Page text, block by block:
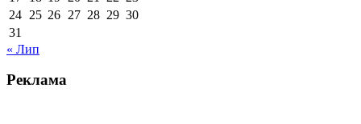
24 25 26 27 28 29 30
31
« Лип
Реклама